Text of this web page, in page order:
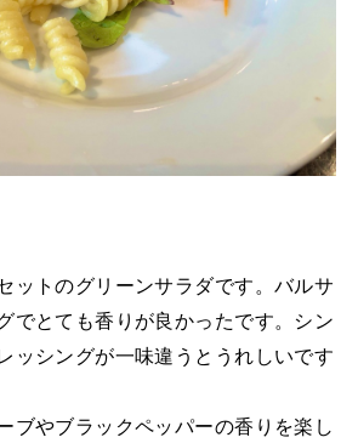
ットのグリーンサラダです。バルサ
でとても香りが良かったです。シン
ッシングが一味違うとうれしいです
ブやブラックペッパーの香りを楽し